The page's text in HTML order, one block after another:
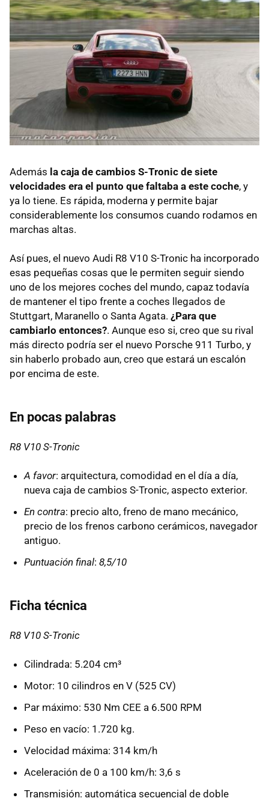
Además la caja de cambios S-Tronic de siete
velocidades era el punto que faltaba a este coche, y
ya lo tiene. Es rápida, moderna y permite bajar
considerablemente los consumos cuando rodamos en
marchas altas.
Así pues, el nuevo Audi R8 V10 S-Tronic ha incorporado
esas pequeñas cosas que le permiten seguir siendo
uno de los mejores coches del mundo, capaz todavía
de mantener el tipo frente a coches llegados de
Stuttgart, Maranello o Santa Agata. ¿Para que
cambiarlo entonces?. Aunque eso si, creo que su rival
más directo podría ser el nuevo Porsche 911 Turbo, y
sin haberlo probado aun, creo que estará un escalón
por encima de este.
En pocas palabras
R8 V10 S-Tronic
A favor: arquitectura, comodidad en el día a día,
nueva caja de cambios S-Tronic, aspecto exterior.
En contra: precio alto, freno de mano mecánico,
precio de los frenos carbono cerámicos, navegador
antiguo.
Puntuación final: 8,5/10
Ficha técnica
R8 V10 S-Tronic
Cilindrada: 5.204 cm³
Motor: 10 cilindros en V (525 CV)
Par máximo: 530 Nm CEE a 6.500 RPM
Peso en vacío: 1.720 kg.
Velocidad máxima: 314 km/h
Aceleración de 0 a 100 km/h: 3,6 s
Transmisión: automática secuencial de doble